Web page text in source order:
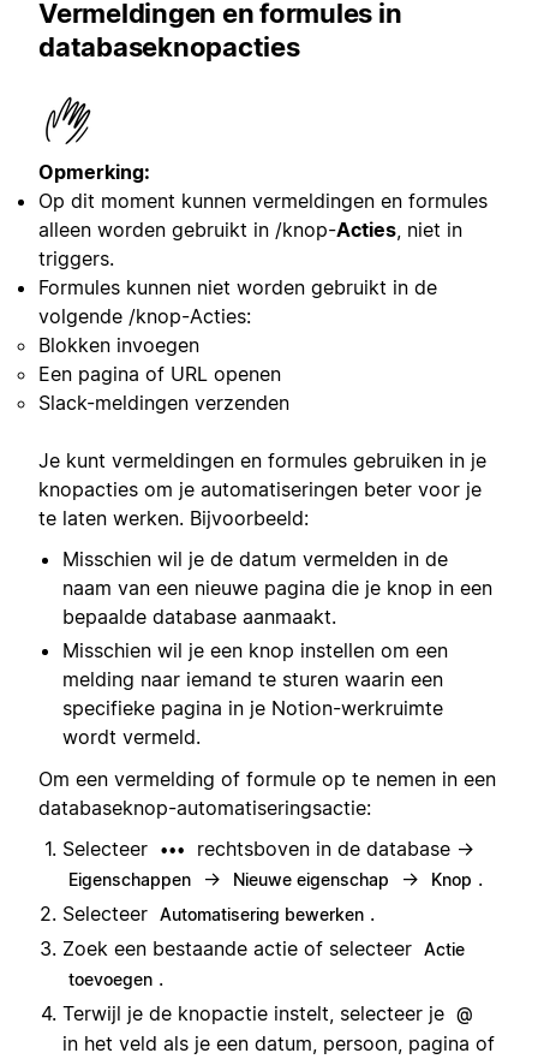
Vermeldingen en formules in
databaseknopacties
Opmerking:
Op dit moment kunnen vermeldingen en formules
alleen worden gebruikt in /knop-Acties, niet in
triggers.
Formules kunnen niet worden gebruikt in de
volgende /knop-Acties:
Blokken invoegen
Een pagina of URL openen
Slack-meldingen verzenden
Je kunt vermeldingen en formules gebruiken in je
knopacties om je automatiseringen beter voor je
te laten werken. Bijvoorbeeld:
Misschien wil je de datum vermelden in de
naam van een nieuwe pagina die je knop in een
bepaalde database aanmaakt.
Misschien wil je een knop instellen om een
melding naar iemand te sturen waarin een
specifieke pagina in je Notion-werkruimte
wordt vermeld.
Om een vermelding of formule op te nemen in een
databaseknop-automatiseringsactie:
Selecteer
••• rechtsboven in de database →
Eigenschappen → Nieuwe eigenschap → Knop .
Selecteer Automatisering bewerken .
Zoek een bestaande actie of selecteer Actie
toevoegen .
Terwijl je de knopactie instelt, selecteer je @
in het veld als je een datum, persoon, pagina of